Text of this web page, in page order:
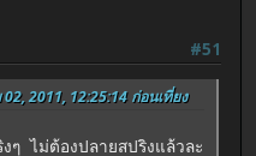
#51
2011, 12:25:14 ก่อนเที่ยง
ไม่ต้องปลายสปริงแล้วละ